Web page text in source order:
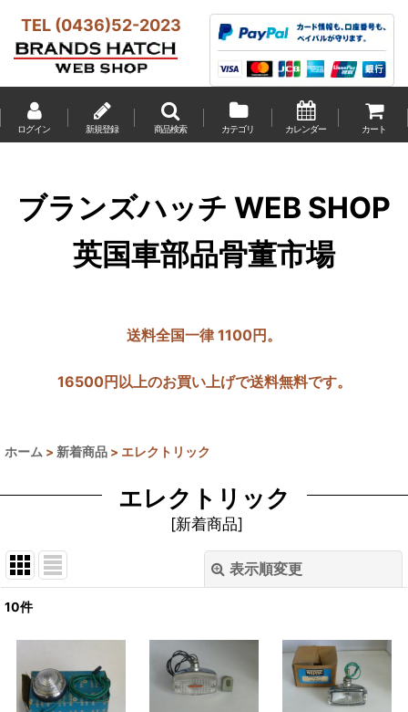
TEL (0436)52-2023
ログイン 新規登録 商品検索 カテゴリ カレンダー カート
ブランズハッチ WEB SHOP
英国車部品骨董市場
送料全国一律 1100円。
16500円以上のお買い上げで送料無料です。
ホーム > 新着商品 > エレクトリック
エレクトリック
[新着商品]
表示順変更
並び順:
10件